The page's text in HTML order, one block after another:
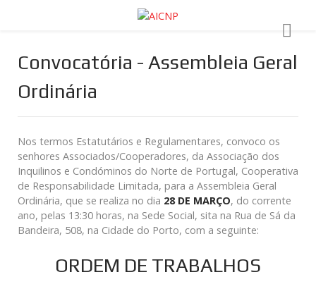
Convocatória - Assembleia Geral
Ordinária
Nos termos Estatutários e Regulamentares, convoco os
senhores Associados/Cooperadores, da Associação dos
Inquilinos e Condóminos do Norte de Portugal, Cooperativa
de Responsabilidade Limitada, para a Assembleia Geral
Ordinária, que se realiza no dia 28 DE MARÇO, do corrente
ano, pelas 13:30 horas, na Sede Social, sita na Rua de Sá da
Bandeira, 508, na Cidade do Porto, com a seguinte:
ORDEM DE TRABALHOS